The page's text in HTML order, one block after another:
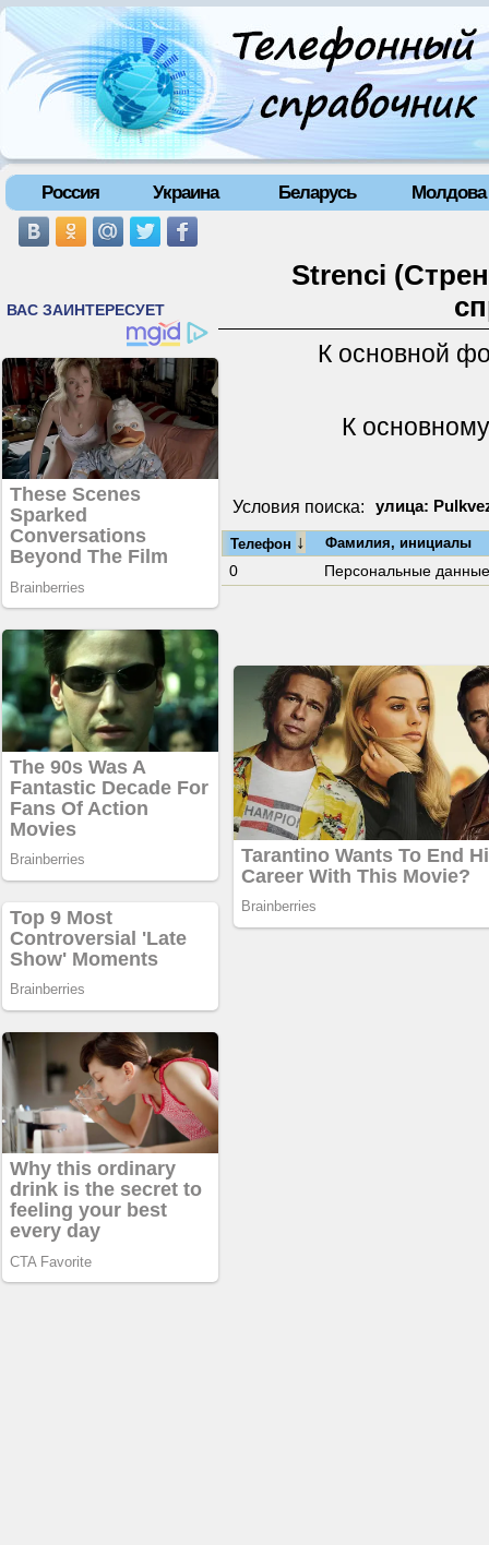
Россия Украина Беларусь Молдова
Strenci
К основной
К
Условия поиска: улица:
Телефон ↓ Фамилия, инициалы
0 Персональные данные